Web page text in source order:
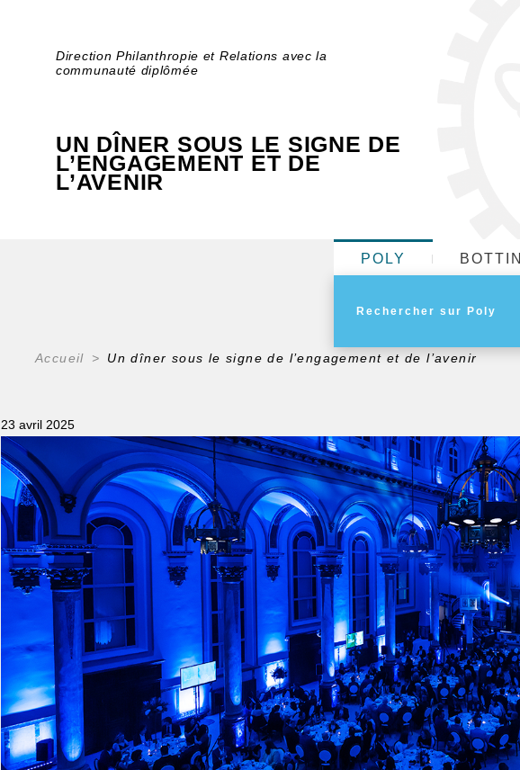
Direction Philanthropie et Relations avec la
communauté diplômée
UN DÎNER SOUS LE SIGNE DE
L’ENGAGEMENT ET DE
L’AVENIR
POLY BOTTIN
Accueil Un dîner sous le signe de l’engagement et de l’avenir
23 avril 2025